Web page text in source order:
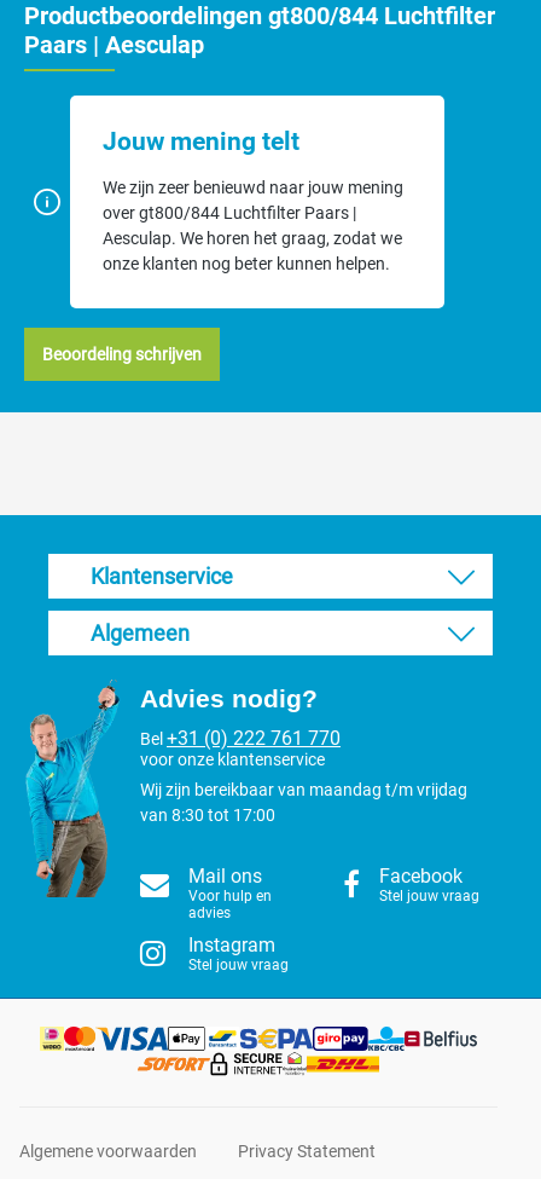
Productbeoordelingen gt800/844 Luchtfilter
Paars | Aesculap
Jouw mening telt
We zijn zeer benieuwd naar jouw mening
over gt800/844 Luchtfilter Paars |
Aesculap. We horen het graag, zodat we
onze klanten nog beter kunnen helpen.
Beoordeling schrijven
Klantenservice
Algemeen
Advies nodig?
Bel +31 (0) 222 761 770
voor onze klantenservice
Wij zijn bereikbaar van maandag t/m vrijdag
van 8:30 tot 17:00
Mail ons
Voor hulp en
advies
Facebook
Stel jouw vraag
Instagram
Stel jouw vraag
Algemene voorwaarden Privacy Statement